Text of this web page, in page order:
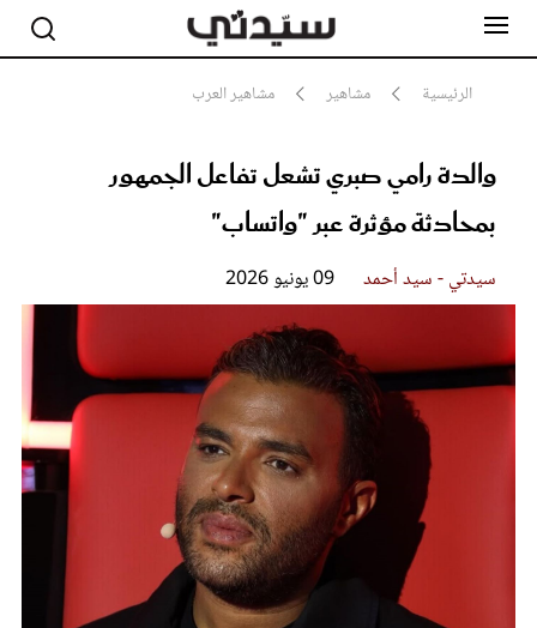
الرئيسية مشاهير مشاهير العرب
والدة رامي صبري تشعل تفاعل الجمهور
بمحادثة مؤثرة عبر "واتساب"
سيدتي - سيد أحمد 09 يونيو 2026
مشاهير
جمال
سيدتي وطفلك
لايف ستايل
فيديو
مطبخ سيدتي
مقالات الرأي
عروس سيدتي